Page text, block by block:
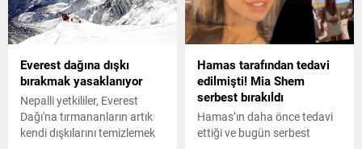
Everest dağına dışkı
bırakmak yasaklanıyor
Nepalli yetkililer, Everest
Dağı'na tırmananların artık
kendi dışkılarını temizlemek
Hamas tarafından tedavi
edilmişti! Mia Shem
serbest bırakıldı
Hamas’ın daha önce tedavi
ettiği ve bugün serbest